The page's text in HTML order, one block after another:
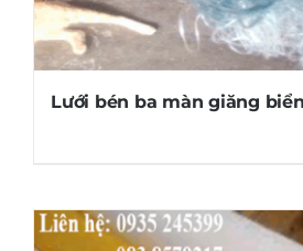
Lưới bén ba màn giăng biển